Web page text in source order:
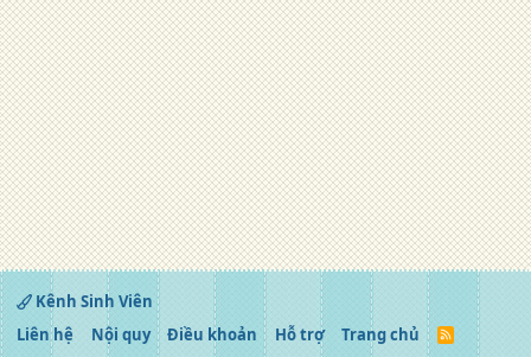
Kênh Sinh Viên
Liên hệ
Nội quy Điều khoản Hỗ trợ Trang chủ
R